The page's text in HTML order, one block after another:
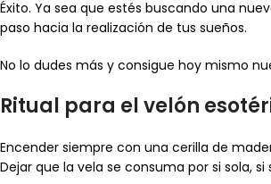
Éxito. Ya sea que estés buscando una
paso hacia la realización de tus sueños.
No lo dudes más y consigue hoy mismo
Ritual para el velón
Encender siempre con una cerilla de
Dejar que la vela se consuma por si sola,